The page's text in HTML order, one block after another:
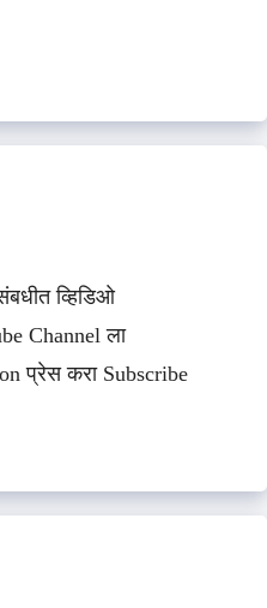
व्हिडिओ
Channel ला
प्रेस करा Subscribe